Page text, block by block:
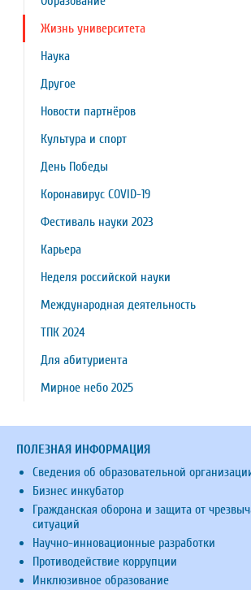
Жизнь университета
Наука
Другое
Новости партнёров
Культура и спорт
День Победы
Коронавирус COVID-19
Фестиваль науки 2023
Карьера
Неделя российской науки
Международная деятельность
ТПК 2024
Для абитуриента
Мирное небо 2025
ПОЛЕЗНАЯ ИНФОРМАЦИЯ
Сведения об образовательной
Бизнес инкубатор
Гражданская оборона и защита от
ситуаций
Научно-инновационные разработки
Противодействие коррупции
Инклюзивное образование